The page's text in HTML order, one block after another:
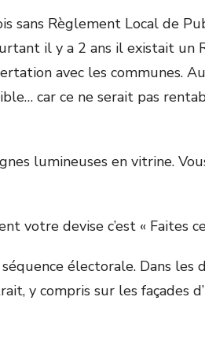
sans Règlement Local de
il y a 2 ans il existait un
avec les communes.
car ce ne serait pas
lumineuses en vitrine.
votre devise c’est « Faites
électorale. Dans les
y compris sur les façades